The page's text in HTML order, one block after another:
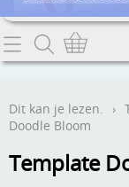
Home
Contact
Webwinkel
Dit kan je lezen. ›
Doodle Bloom
Template